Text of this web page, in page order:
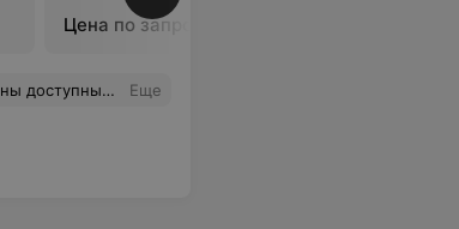
Цена по запросу
советую)))) Еще